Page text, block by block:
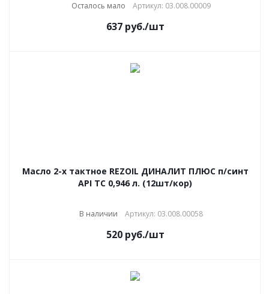
Осталось мало Артикул: 03.008.00009
637руб./шт
Масло 2-х тактное REZOIL ДИНАЛИТ ПЛЮС п/синт
API ТС 0,946 л. (12шт/кор)
В наличии Артикул: 03.008.00058
520руб./шт